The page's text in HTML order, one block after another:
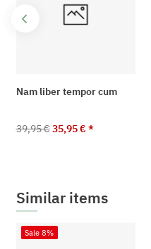
Nam liber tempor cum
39,95 € 35,95 €*
Similar items
Sale 8%